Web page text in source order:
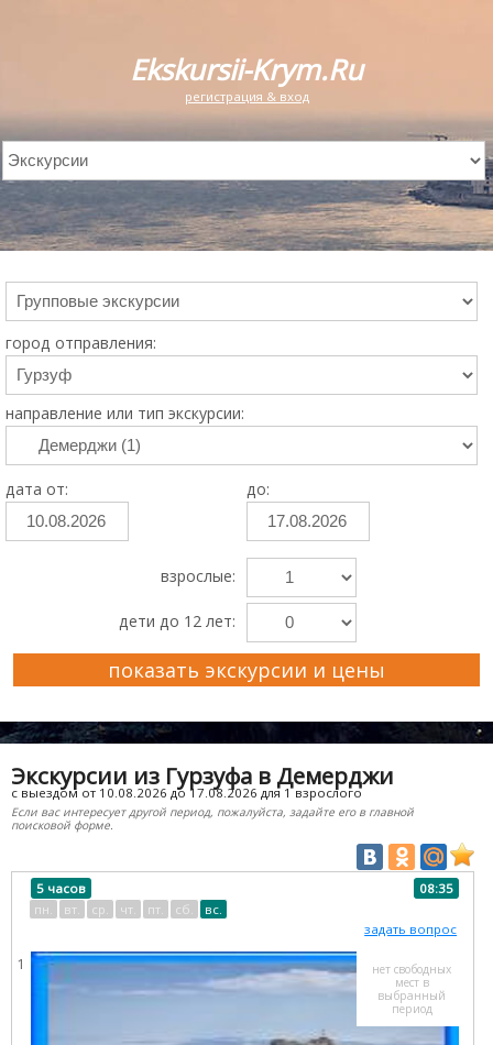
Ekskursii-Krym.Ru
регистрация & вход
город отправления:
направление или тип экскурсии:
дата от: до:
взрослые:
дети до 12 лет:
показать экскурсии и цены
Экскурсии из Гурзуфа в Демерджи
с выездом от 10.08.2026 до 17.08.2026 для 1 взрослого
Если вас интересует другой период, пожалуйста, задайте его в главной
поисковой форме.
1
5 часов
08:35
пн.
вт. ср. чт. пт. сб.
вс.
задать вопрос
нет свободных
мест в
выбранный
период